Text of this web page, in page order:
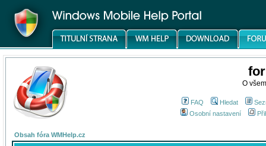
O
FAQ Hledat
Osobní nastavení
Obsah fóra WMHelp.cz